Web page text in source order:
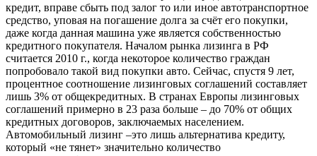
кредит, вправе сбыть под залог то или иное автотранспортное
средство, уповая на погашение долга за счёт его покупки,
даже когда данная машина уже является собственностью
кредитного покупателя. Началом рынка лизинга в РФ
считается 2010 г., когда некоторое количество граждан
попробовало такой вид покупки авто. Сейчас, спустя 9 лет,
процентное соотношение лизинговых соглашений составляет
лишь 3% от общекредитных. В странах Европы лизинговых
соглашений примерно в 23 раза больше – до 70% от общих
кредитных договоров, заключаемых населением.
Автомобильный лизинг –это лишь альтернатива кредиту,
который «не тянет» значительно количество